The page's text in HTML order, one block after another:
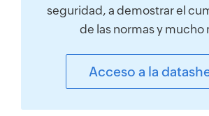
seguridad, a demostrar el
de las normas y mucho
Acceso a la